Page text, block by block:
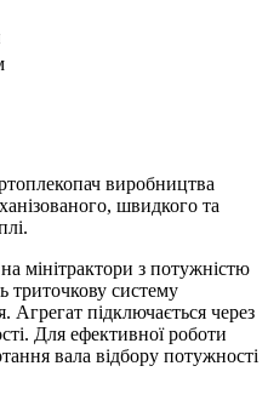
виробництва
швидкого та
мінітрактори з потужністю
триточкову систему
Агрегат підключається через
Для ефективної роботи
вала відбору потужності